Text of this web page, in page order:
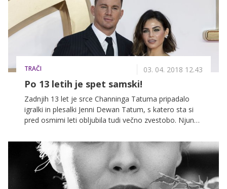
TRAČI 03. 04. 2018 12.43
Po 13 letih je spet samski!
Zadnjih 13 let je srce Channinga Tatuma pripadalo
igralki in plesalki Jenni Dewan Tatum, s katero sta si
pred osmimi leti obljubila tudi večno zvestobo. Njun
trdnih v Hollywodu, v tem času se jima je rodila
hčerka Everly in njuna ljubezenska zgodba je bila na
prvi pogled pravljična. In verjetno je večino časa tudi
bila, le da se ne konča s stavkom 'in živela sta srečno
do konca svojih dni'.